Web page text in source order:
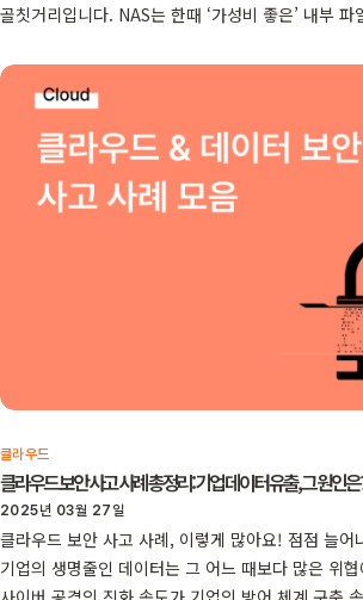
골칫거리입니다. NAS는 한때 ‘가성비 좋은’ 내부
클라우드
클라우드 보안 사고 사례 총정리: 기업 데이터 유출, 그 원인은
2025년 03월 27일
클라우드 보안 사고 사례, 이렇게 많아요! 점점 늘어
기업의 생명줄인 데이터는 그 어느 때보다 많은 위